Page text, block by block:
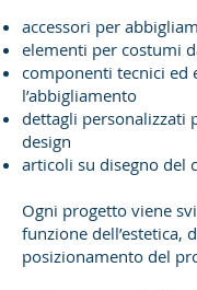
accessori per
elementi per costumi
componenti tecnici ed
l’abbigliamento
dettagli personalizzati
design
articoli su disegno del
Ogni progetto viene
funzione dell’estetica,
posizionamento del